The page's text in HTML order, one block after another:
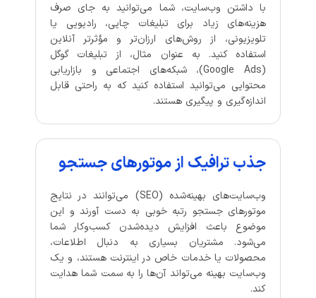
با داشتن وب‌سایت، شما می‌توانید به جای صرف
هزینه‌های زیاد برای تبلیغات چاپی، رادیویی یا
تلویزیونی، از روش‌های ارزان‌تر و مؤثرتر آنلاین
استفاده کنید. به عنوان مثال، از تبلیغات گوگل
(Google Ads)، شبکه‌های اجتماعی و بازاریابی
محتوایی می‌توانید استفاده کنید که به راحتی قابل
اندازه‌گیری و پیگیری هستند.
جذب ترافیک از موتورهای جستجو
وب‌سایت‌های بهینه‌شده (SEO) می‌توانند در نتایج
موتورهای جستجو رتبه خوبی به دست آورند و این
موضوع باعث افزایش دیده‌شدن کسب‌وکار شما
می‌شود. مشتریان بسیاری به دنبال اطلاعات،
محصولات یا خدمات خاص در اینترنت هستند، و یک
وب‌سایت بهینه می‌تواند آن‌ها را به سمت شما هدایت
کند.